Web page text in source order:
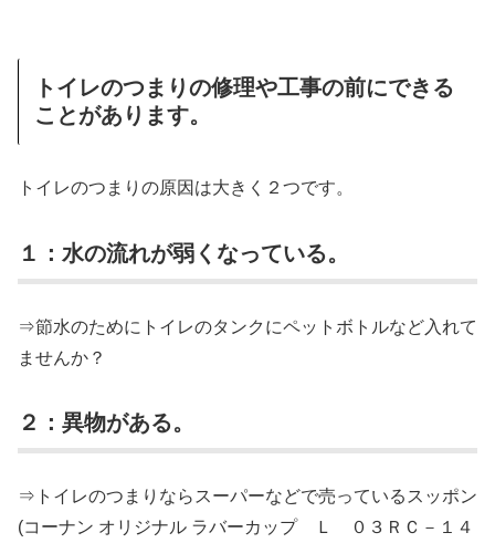
トイレのつまりの修理や工事の前にできる
ことがあります。
トイレのつまりの原因は大きく２つです。
１：水の流れが弱くなっている。
⇒節水のためにトイレのタンクにペットボトルなど入れて
ませんか？
２：異物がある。
⇒トイレのつまりならスーパーなどで売っているスッポン
(コーナン オリジナル ラバーカップ Ｌ ０３ＲＣ－１４